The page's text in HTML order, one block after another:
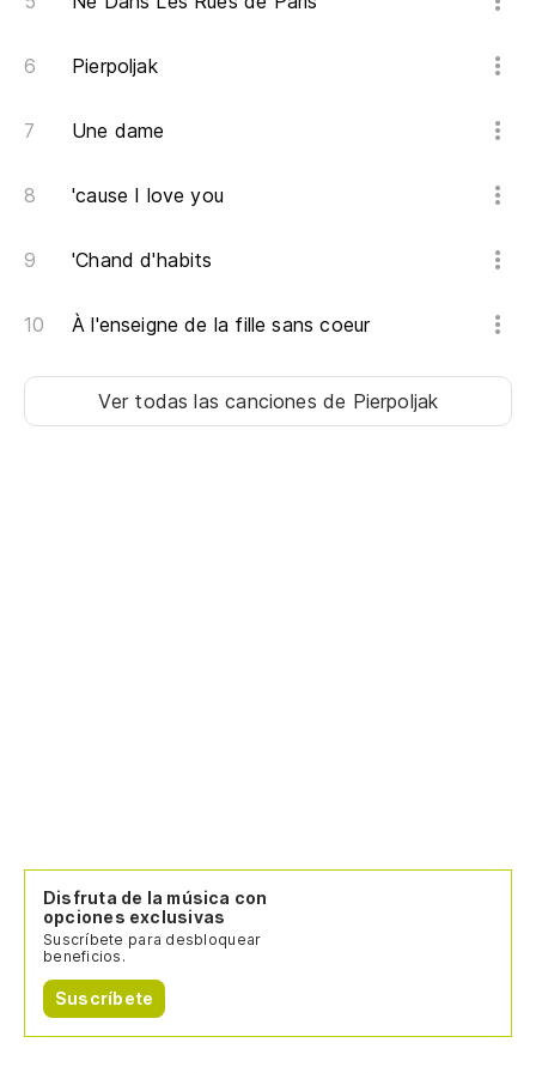
Pierpoljak
Une dame
'cause I love you
'Chand d'habits
À l'enseigne de la fille sans coeur
Ver todas las canciones de Pierpoljak
Disfruta de la música con
opciones exclusivas
Suscríbete para desbloquear
beneficios.
Suscríbete